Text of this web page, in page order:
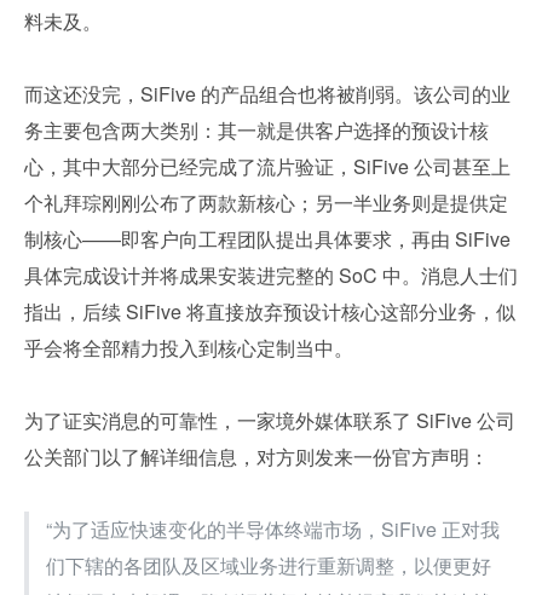
料未及。
而这还没完，SiFive 的产品组合也将被削弱。该公司的业
务主要包含两大类别：其一就是供客户选择的预设计核
心，其中大部分已经完成了流片验证，SiFive 公司甚至上
个礼拜琮刚刚公布了两款新核心；另一半业务则是提供定
制核心——即客户向工程团队提出具体要求，再由 SiFive
具体完成设计并将成果安装进完整的 SoC 中。消息人士们
指出，后续 SiFive 将直接放弃预设计核心这部分业务，似
乎会将全部精力投入到核心定制当中。
为了证实消息的可靠性，一家境外媒体联系了 SiFive 公司
公关部门以了解详细信息，对方则发来一份官方声明：
“为了适应快速变化的半导体终端市场，SiFive 正对我
们下辖的各团队及区域业务进行重新调整，以便更好